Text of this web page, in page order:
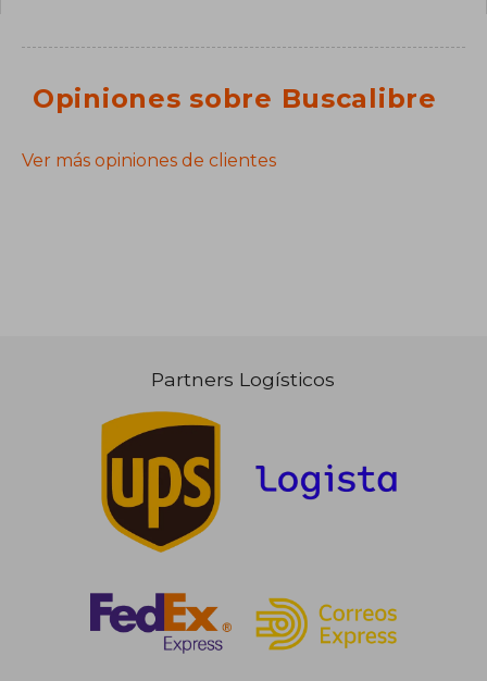
Opiniones sobre Buscalibre
Ver más opiniones de clientes
Partners Logísticos